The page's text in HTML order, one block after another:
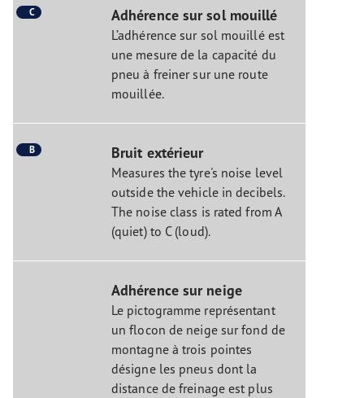
C Adhérence sur sol mouillé
L’adhérence sur sol mouillé est
une mesure de la capacité du
pneu à freiner sur une route
mouillée.
B Bruit extérieur
Measures the tyre's noise level
outside the vehicle in decibels.
The noise class is rated from A
(quiet) to C (loud).
Adhérence sur neige
Le pictogramme représentant
un flocon de neige sur fond de
montagne à trois pointes
désigne les pneus dont la
distance de freinage est plus